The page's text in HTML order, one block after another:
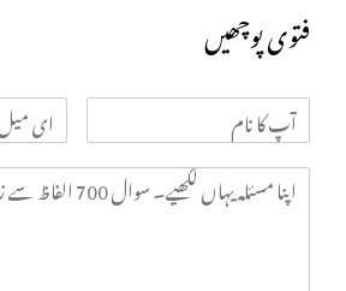
فتوی پوچھیں